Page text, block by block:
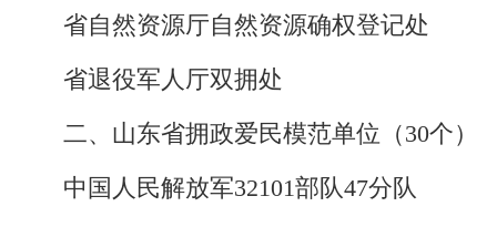
省自然资源厅自然资源确权登记处
省退役军人厅双拥处
二、山东省拥政爱民模范单位（30个）
中国人民解放军32101部队47分队